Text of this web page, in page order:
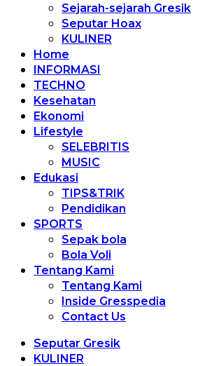
Sejarah-sejarah Gresik
Seputar Hoax
KULINER
Home
INFORMASI
TECHNO
Kesehatan
Ekonomi
Lifestyle
SELEBRITIS
MUSIC
Edukasi
TIPS&TRIK
Pendidikan
SPORTS
Sepak bola
Bola Voli
Tentang Kami
Tentang Kami
Inside Gresspedia
Contact Us
Seputar Gresik
KULINER